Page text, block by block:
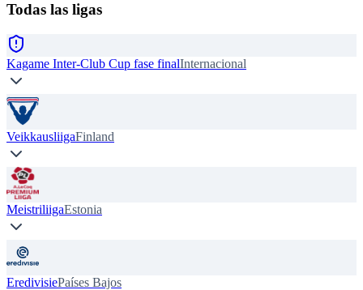
Todas las ligas
Kagame Inter-Club Cup fase finalInternacional
VeikkausliigaFinland
MeistriliigaEstonia
EredivisiePaíses Bajos